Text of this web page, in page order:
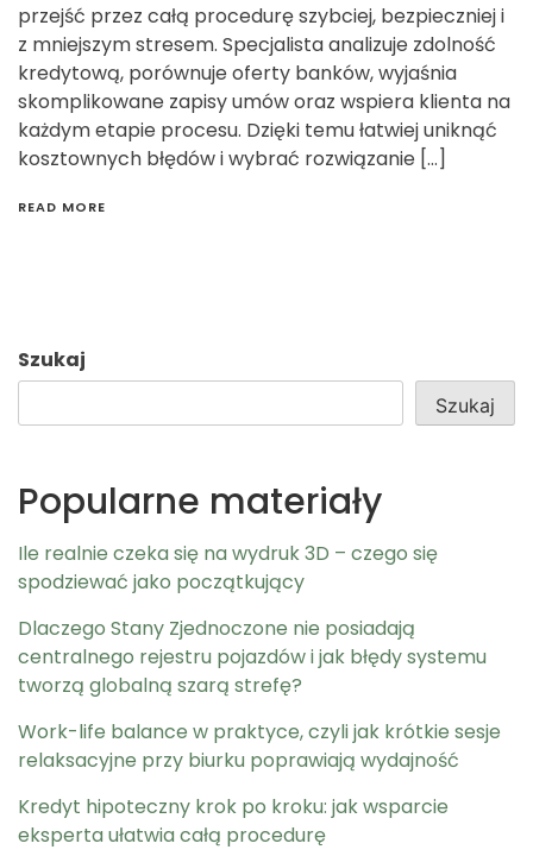
przejść przez całą procedurę szybciej, bezpieczniej i
z mniejszym stresem. Specjalista analizuje zdolność
kredytową, porównuje oferty banków, wyjaśnia
skomplikowane zapisy umów oraz wspiera klienta na
każdym etapie procesu. Dzięki temu łatwiej uniknąć
kosztownych błędów i wybrać rozwiązanie […]
READ MORE
Szukaj
Szukaj
Popularne materiały
Ile realnie czeka się na wydruk 3D – czego się
spodziewać jako początkujący
Dlaczego Stany Zjednoczone nie posiadają
centralnego rejestru pojazdów i jak błędy systemu
tworzą globalną szarą strefę?
Work-life balance w praktyce, czyli jak krótkie sesje
relaksacyjne przy biurku poprawiają wydajność
Kredyt hipoteczny krok po kroku: jak wsparcie
eksperta ułatwia całą procedurę